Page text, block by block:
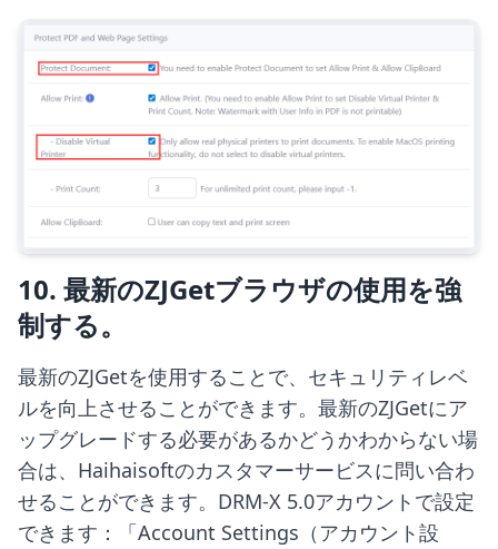
10. 最新のZJGetブラウザの使用を強
制する。
最新のZJGetを使用することで、セキュリティレベ
ルを向上させることができます。最新のZJGetにア
ップグレードする必要があるかどうかわからない場
合は、Haihaisoftのカスタマーサービスに問い合わ
せることができます。DRM-X 5.0アカウントで設定
できます：「Account Settings（アカウント設